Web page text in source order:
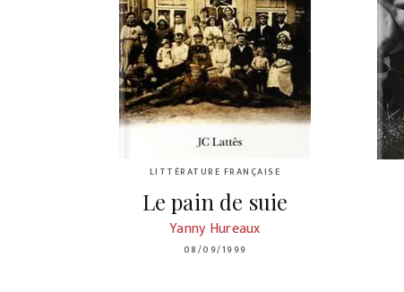
LITTÉRATURE FRANÇAISE
Le pain de suie
Yanny Hureaux
08/09/1999